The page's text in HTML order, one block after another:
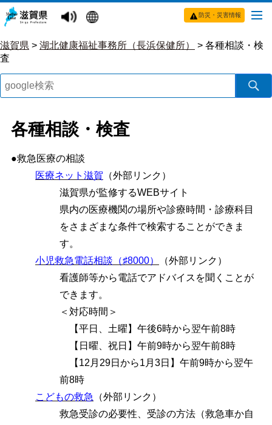
防災・災害情報
滋賀県 > 湖北健康福祉事務所（長浜保健所） > 各種相談・検
査
各種相談・検査
●救急医療の相談
医療ネット滋賀 （外部リンク）
滋賀県が監修するWEBサイト
県内の医療機関の場所や診療時間・診療科目
をさまざまな条件で検索することができま
す。
小児救急電話相談（♯8000）
（外部リンク）
看護師等から電話でアドバイスを聞くことが
できます。
＜対応時間＞
【平日、土曜】午後6時から翌午前8時
【日曜、祝日】午前9時から翌午前8時
【12月29日から1月3日】午前9時から翌午
前8時
こどもの救急
（外部リンク）
救急受診の必要性、受診の方法（救急車か自